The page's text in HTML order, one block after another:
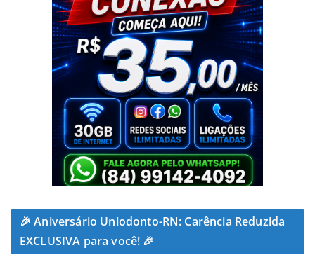
🎉 Aniversário Uniodonto-RN: Carência Reduzida
EXCLUSIVA para você! 🎉